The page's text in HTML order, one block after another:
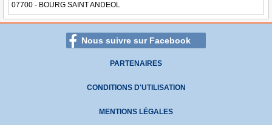
07700 - BOURG SAINT ANDEOL
Nous suivre sur Facebook
PARTENAIRES
CONDITIONS D'UTILISATION
MENTIONS LÉGALES